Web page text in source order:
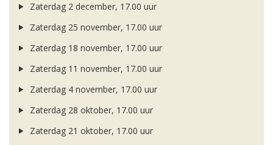
Zaterdag 2 december, 17.00 uur
Zaterdag 25 november, 17.00 uur
Zaterdag 18 november, 17.00 uur
Zaterdag 11 november, 17.00 uur
Zaterdag 4 november, 17.00 uur
Zaterdag 28 oktober, 17.00 uur
Zaterdag 21 oktober, 17.00 uur